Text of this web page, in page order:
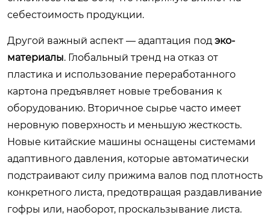
себестоимость продукции.
Другой важный аспект — адаптация под эко-
материалы. Глобальный тренд на отказ от
пластика и использование переработанного
картона предъявляет новые требования к
оборудованию. Вторичное сырье часто имеет
неровную поверхность и меньшую жесткость.
Новые китайские машины оснащены системами
адаптивного давления, которые автоматически
подстраивают силу прижима валов под плотность
конкретного листа, предотвращая раздавливание
гофры или, наоборот, проскальзывание листа.